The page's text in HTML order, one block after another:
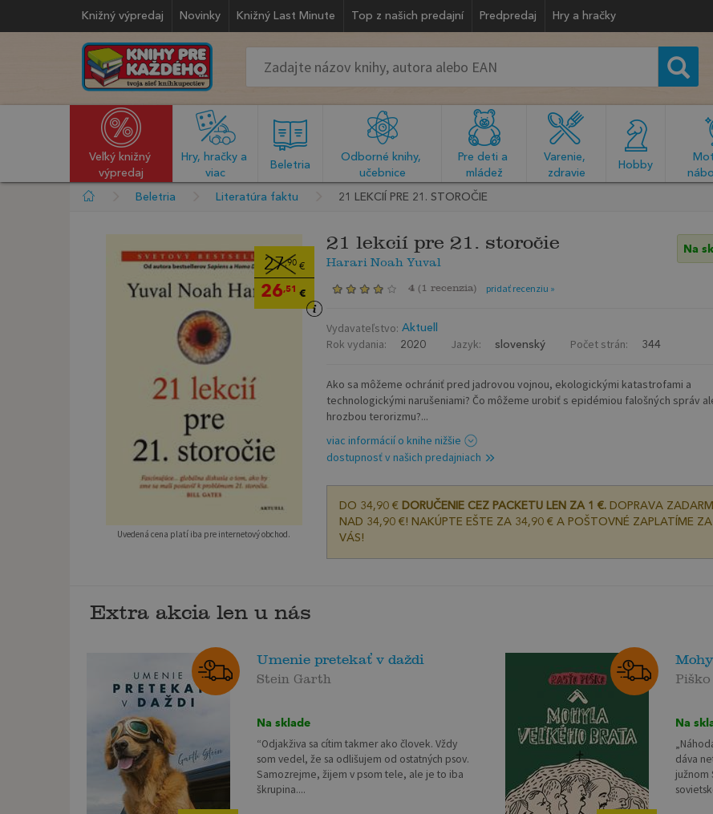
Knižný výpredaj Novinky Knižný Last Minute Top z našich predajní Predpredaj Hry a hračky
Veľký knižný
výpredaj
Hry, hračky a
viac
Beletria
Odborné knihy,
učebnice
Pre deti a
mládež
Varenie,
zdravie
Hobby
Beletria Literatúra faktu 21 LEKCIÍ PRE 21. STOROČIE
27,90 €
26,51 €
Uvedená cena platí iba pre internetový obchod.
21 lekcií pre 21. storočie
Harari Noah Yuval
Na
4 ( 1 recenzia) pridať recenziu »
Vydavateľstvo: Aktuell
Rok vydania: 2020 Jazyk: slovenský Počet strán: 344
Ako sa môžeme ochrániť pred jadrovou vojnou, ekologickými katastrofami a
technologickými narušeniami? Čo môžeme urobiť s epidémiou falošných správ
hrozbou terorizmu?...
viac informácií o knihe nižšie
dostupnosť v našich predajniach
DO 34,90 € DORUČENIE CEZ PACKETU LEN ZA 1 €.DOPRAVA
NAD 34,90 €! NAKÚPTE EŠTE ZA 34,90 € A POŠTOVNÉ ZAPLATÍME ZA
VÁS!
Extra akcia len u nás
Umenie pretekať v daždi
Stein Garth
Na sklade
“Odjakživa sa cítim takmer ako človek. Vždy
som vedel, že sa odlišujem od ostatných psov.
Samozrejme, žijem v psom tele, ale je to iba
škrupina....
Piško
Na
dáva
južnom